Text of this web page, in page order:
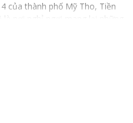
của thành phố Mỹ Tho, Tiền
là nơi nghỉ ngơi mang lại những
du lịch tại thành phố Mỹ
mát được trang bị đầy đủ
hàng ngày như: ti vi màn hình
độ, tủ đựng quần áo, bàn